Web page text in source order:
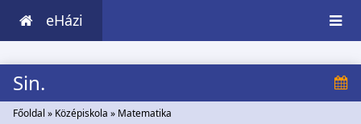
eHázi
Sin.
Főoldal » Középiskola » Matematika